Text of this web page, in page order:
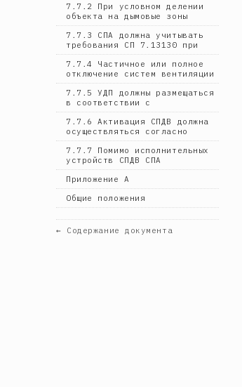
7.7.2 При условном делении
объекта на дымовые зоны
7.7.3 СПА должна учитывать
требования СП 7.13130 при
7.7.4 Частичное или полное
отключение систем вентиляции
7.7.5 УДП должны размещаться
в соответствии с
7.7.6 Активация СПДВ должна
осуществляться согласно
7.7.7 Помимо исполнительных
устройств СПДВ СПА
Приложение А
Общие положения
← Содержание документа